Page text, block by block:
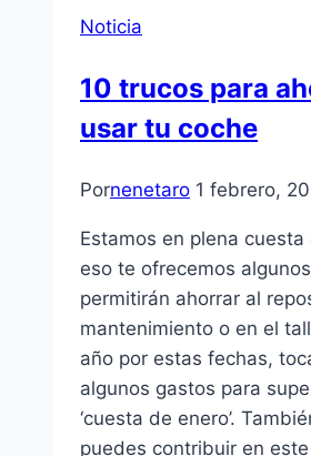
Noticia
10 trucos para
usar tu coche
Pornenetaro 1 febrero,
Estamos en plena
eso te ofrecemos
permitirán ahorrar al
mantenimiento o en el
año por estas fechas,
algunos gastos para
‘cuesta de enero’.
puedes contribuir en